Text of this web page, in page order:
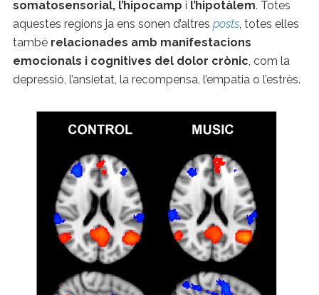
somatosensorial, l’hipocamp i l’hipotàlem. Totes
aquestes regions ja ens sonen d’altres posts, totes elles
també relacionades amb manifestacions
emocionals i cognitives del dolor crònic , com la
depressió, l’ansietat, la recompensa, l’empatia o l’estrès.